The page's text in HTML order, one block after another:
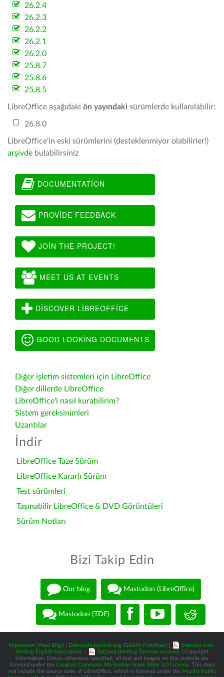
26.2.4
26.2.3
26.2.2
26.2.1
26.2.0
25.8.7
25.8.6
25.8.5
LibreOffice aşağıdaki ön yayındaki sürümlerde kullanılabilir:
26.8.0
LibreOffice'in eski sürümlerini (desteklenmiyor olabilirler!)
arşivde bulabilirsiniz
DOCUMENTATION
PROVIDE FEEDBACK
JOIN THE PROJECT!
MEET US AT EVENTS
DISCOVER LIBREOFFICE
GOOD LOOKING DOCUMENTS
Diğer işletim sistemleri için LibreOffice
Diğer dillerde LibreOffice
LibreOffice'i nasıl kurabilirim?
Sistem gereksinimleri
Uzantılar
İndir
LibreOffice Taze Sürüm
LibreOffice Kararlı Sürüm
Test sürümleri
Taşınabilir LibreOffice & DVD Görüntüleri
Sürüm Notları
Bizi Takip Edin
Our blog Mastodon (LibreOffice)
Mastodon (TDF)
Impressum (Yasal Bilgi) Datenschutzerklärung (Gizlilik Politikası)
Statutes (non-
binding English translation) - Satzung (binding German version)
| Copyright
information: Unless otherwise specified, all text and images on this website are
licensed under the Creative Commons Attribution-Share Alike 3.0 License. This does
not include the source code of LibreOffice, which is licensed under the Mozilla Public